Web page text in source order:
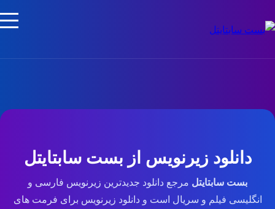
دانلود زیرنویس از بست سابتایتل
بست سابتایتل مرجع دانلود جدیدترین زیرنویس فارسی و
انگلیسی فیلم و سریال است و دانلود زیرنویس برای فرمت های